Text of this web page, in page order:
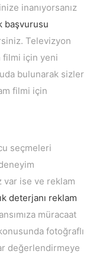
inanıyorsanız
başvurusu
Televizyon
filmi için yeni
bulunarak sizler
filmi için
seçmeleri
var ise ve reklam
deterjanı reklam
müracaat
fotoğraflı
değerlendirmeye